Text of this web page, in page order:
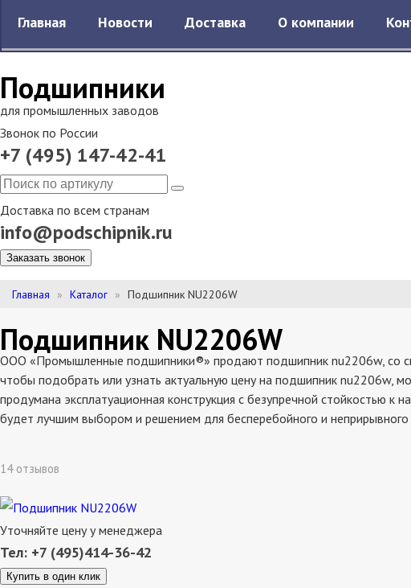
Подшипники
для промышленных заводов
Звонок по России
+7 (495) 147-42-41
Доставка по всем странам
info@podschipnik.ru
Заказать звонок
Главная Новости Доставка О компании
Главная Каталог Подшипник NU2206W
Подшипник NU2206W
ООО «Промышленные подшипники®» продают подшипник nu2206w, со
чтобы подобрать или узнать актуальную цену на подшипник nu2206w,
продумана эксплатуационная конструкция с безупречной стойкостью
будет лучшим выбором и решением для бесперебойного и неприрывного
14 отзывов
Уточняйте цену у менеджера
Тел: +7 (495)414-36-42
Купить в один клик